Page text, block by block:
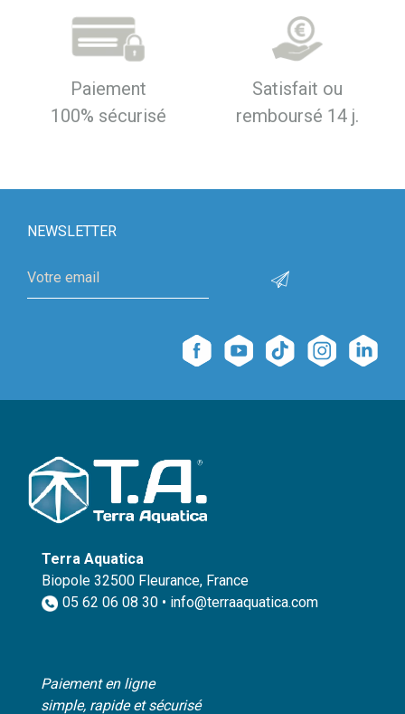
Paiement
100% sécurisé
Satisfait ou
remboursé 14 j.
NEWSLETTER
Terra Aquatica
Biopole 32500 Fleurance, France
05 62 06 08 30 • info@terraaquatica.com
Paiement en ligne
simple, rapide et sécurisé